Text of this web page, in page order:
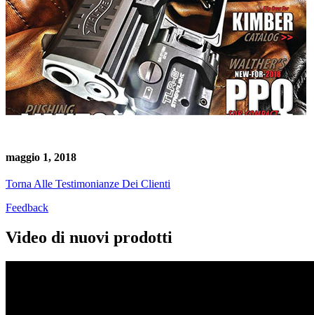
maggio 1, 2018
Torna Alle Testimonianze Dei Clienti
Feedback
Video di nuovi prodotti